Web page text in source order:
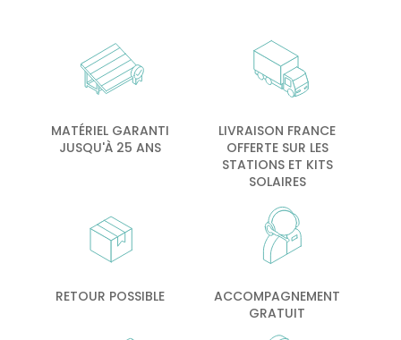
MATÉRIEL GARANTI
JUSQU'À 25 ANS
LIVRAISON FRANCE
OFFERTE SUR LES
STATIONS ET KITS
SOLAIRES
RETOUR POSSIBLE
ACCOMPAGNEMENT
GRATUIT